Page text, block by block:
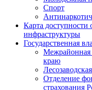
Спорт
Карта доступности
инфраструктуры
Государственная
краю
Отделение
страхования